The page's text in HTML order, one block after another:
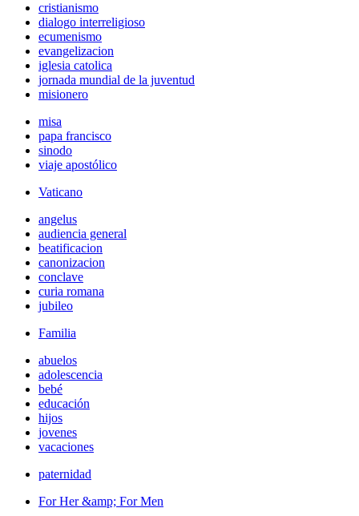
cristianismo
dialogo interreligioso
ecumenismo
evangelizacion
iglesia catolica
jornada mundial de la juventud
misionero
misa
papa francisco
sinodo
viaje apostólico
Vaticano
angelus
audiencia general
beatificacion
canonizacion
conclave
curia romana
jubileo
Familia
abuelos
adolescencia
bebé
educación
hijos
jovenes
vacaciones
paternidad
For Her &amp; For Men